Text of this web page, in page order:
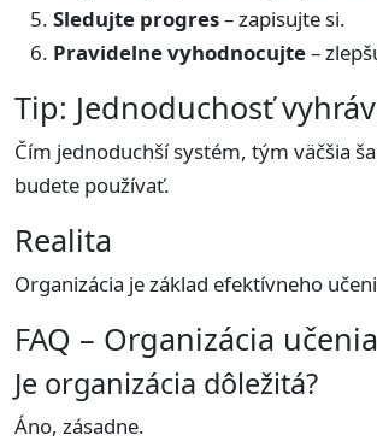
Sledujte progres– zapisujte si.
Pravidelne vyhodnocujte–
Tip: Jednoduchosť
Čím jednoduchší systém, tým väčšia
budete používať.
Realita
Organizácia je základ efektívneho
FAQ – Organizácia učenia
Je organizácia dôležitá?
Áno, zásadne.